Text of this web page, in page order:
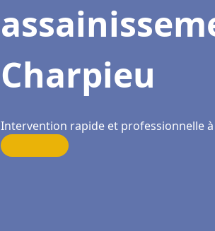
Charpieu
Intervention rapide et professionnelle à